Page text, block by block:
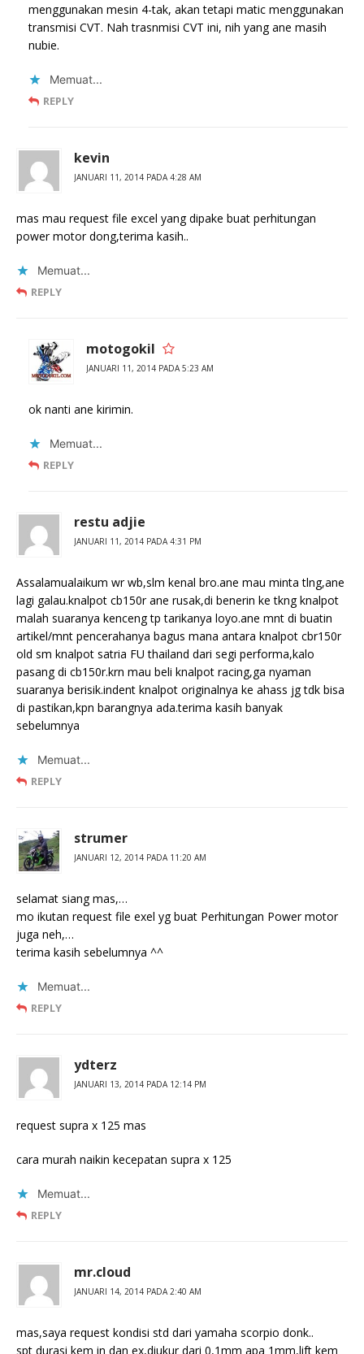
menggunakan mesin 4-tak, akan tetapi matic menggunakan
transmisi CVT. Nah trasnmisi CVT ini, nih yang ane masih
nubie.
Memuat...
REPLY
kevin
JANUARI 11, 2014 PADA 4:28 AM
mas mau request file excel yang dipake buat perhitungan
power motor dong,terima kasih..
Memuat...
REPLY
motogokil
JANUARI 11, 2014 PADA 5:23 AM
ok nanti ane kirimin.
Memuat...
REPLY
restu adjie
JANUARI 11, 2014 PADA 4:31 PM
Assalamualaikum wr wb,slm kenal bro.ane mau minta tlng,ane
lagi galau.knalpot cb150r ane rusak,di benerin ke tkng knalpot
malah suaranya kenceng tp tarikanya loyo.ane mnt di buatin
artikel/mnt pencerahanya bagus mana antara knalpot cbr150r
old sm knalpot satria FU thailand dari segi performa,kalo
pasang di cb150r.krn mau beli knalpot racing,ga nyaman
suaranya berisik.indent knalpot originalnya ke ahass jg tdk bisa
di pastikan,kpn barangnya ada.terima kasih banyak
sebelumnya
Memuat...
REPLY
strumer
JANUARI 12, 2014 PADA 11:20 AM
selamat siang mas,…
mo ikutan request file exel yg buat Perhitungan Power motor
juga neh,…
terima kasih sebelumnya ^^
Memuat...
REPLY
ydterz
JANUARI 13, 2014 PADA 12:14 PM
request supra x 125 mas
cara murah naikin kecepatan supra x 125
Memuat...
REPLY
mr.cloud
JANUARI 14, 2014 PADA 2:40 AM
mas,saya request kondisi std dari yamaha scorpio donk..
spt durasi kem in dan ex,diukur dari 0,1mm apa 1mm,lift kem